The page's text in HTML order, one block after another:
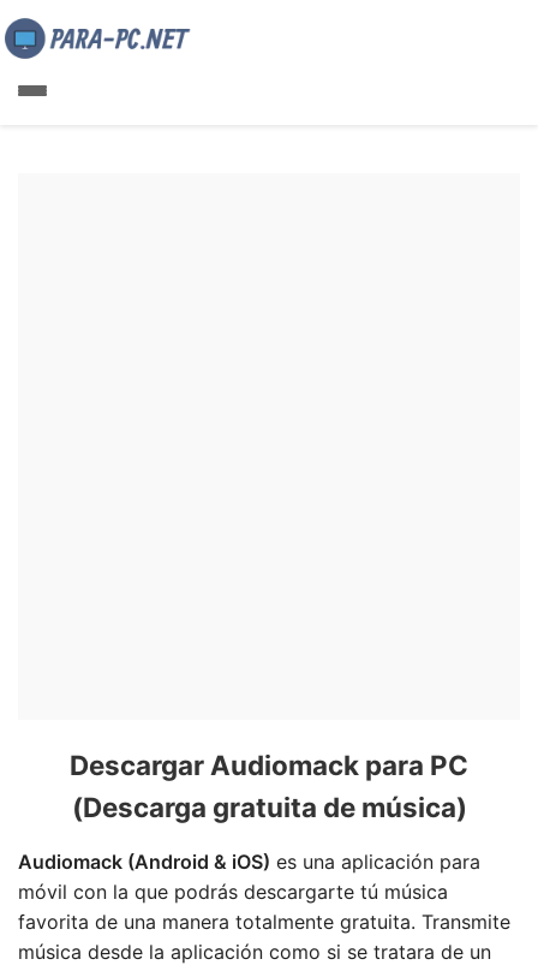
Descargar Audiomack para PC
(Descarga gratuita de música)
Audiomack (Android & iOS) es una aplicación para
móvil con la que podrás descargarte tú música
favorita de una manera totalmente gratuita. Transmite
música desde la aplicación como si se tratara de un